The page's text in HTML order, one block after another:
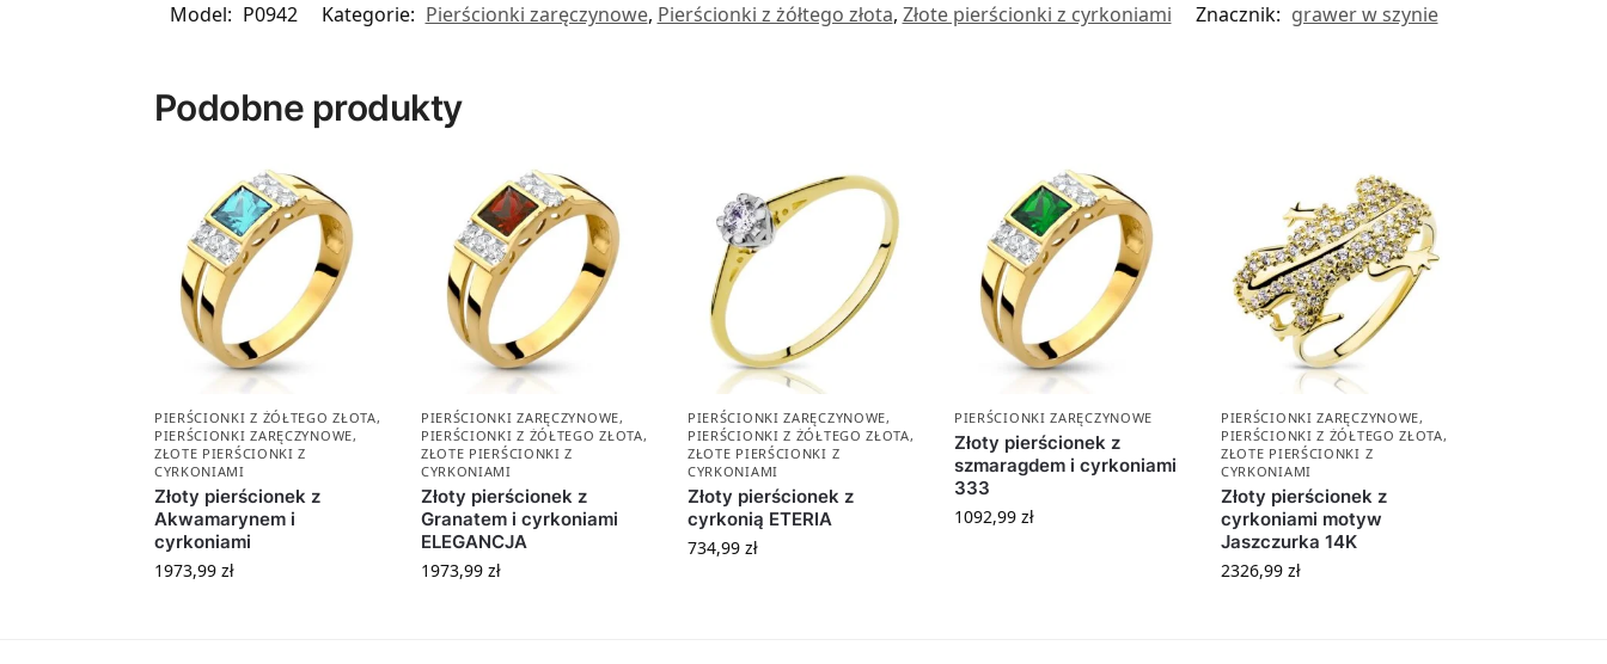
Model: P0942 Kategorie: Pierścionki zaręczynowe, Pierścionki z żółtego złota, Złote pierścionki z cyrkoniami Znacznik: grawer w szynie
Podobne produkty
PIERŚCIONKI Z ŻÓŁTEGO ZŁOTA,
PIERŚCIONKI ZARĘCZYNOWE,
ZŁOTE PIERŚCIONKI Z
CYRKONIAMI
Złoty pierścionek z
Akwamarynem i
cyrkoniami
1973,99 zł
PIERŚCIONKI ZARĘCZYNOWE,
PIERŚCIONKI Z ŻÓŁTEGO ZŁOTA,
ZŁOTE PIERŚCIONKI Z
CYRKONIAMI
Złoty pierścionek z
Granatem i cyrkoniami
ELEGANCJA
1973,99 zł
PIERŚCIONKI ZARĘCZYNOWE,
PIERŚCIONKI Z ŻÓŁTEGO ZŁOTA,
ZŁOTE PIERŚCIONKI Z
CYRKONIAMI
Złoty pierścionek z
cyrkonią ETERIA
734,99 zł
PIERŚCIONKI ZARĘCZYNOWE
Złoty pierścionek z
szmaragdem i cyrkoniami
333
1092,99 zł
PIERŚCIONKI ZARĘCZYNOWE,
PIERŚCIONKI Z ŻÓŁTEGO ZŁOTA,
ZŁOTE PIERŚCIONKI Z
CYRKONIAMI
Złoty pierścionek z
cyrkoniami motyw
Jaszczurka 14K
2326,99 zł